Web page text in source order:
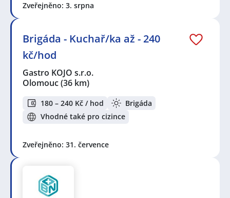
Zveřejněno: 3. srpna
Brigáda - Kuchař/ka až - 240
kč/hod
Gastro KOJO s.r.o.
Olomouc(36 km)
180 – 240 Kč / hod
Brigáda
Vhodné také pro cizince
Zveřejněno: 31. července